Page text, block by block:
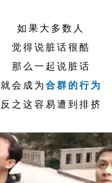
如果大多数人
觉得说脏话很酷
那么一起说脏话
就会成为合群的行为
反之这容易遭到排挤